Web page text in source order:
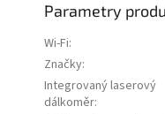
Parametry
Wi-Fi:
Značky:
Integrovaný laserový
dálkoměr: